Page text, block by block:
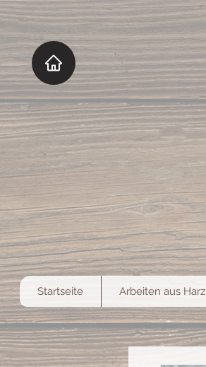
Startseite Arbeiten aus Harz